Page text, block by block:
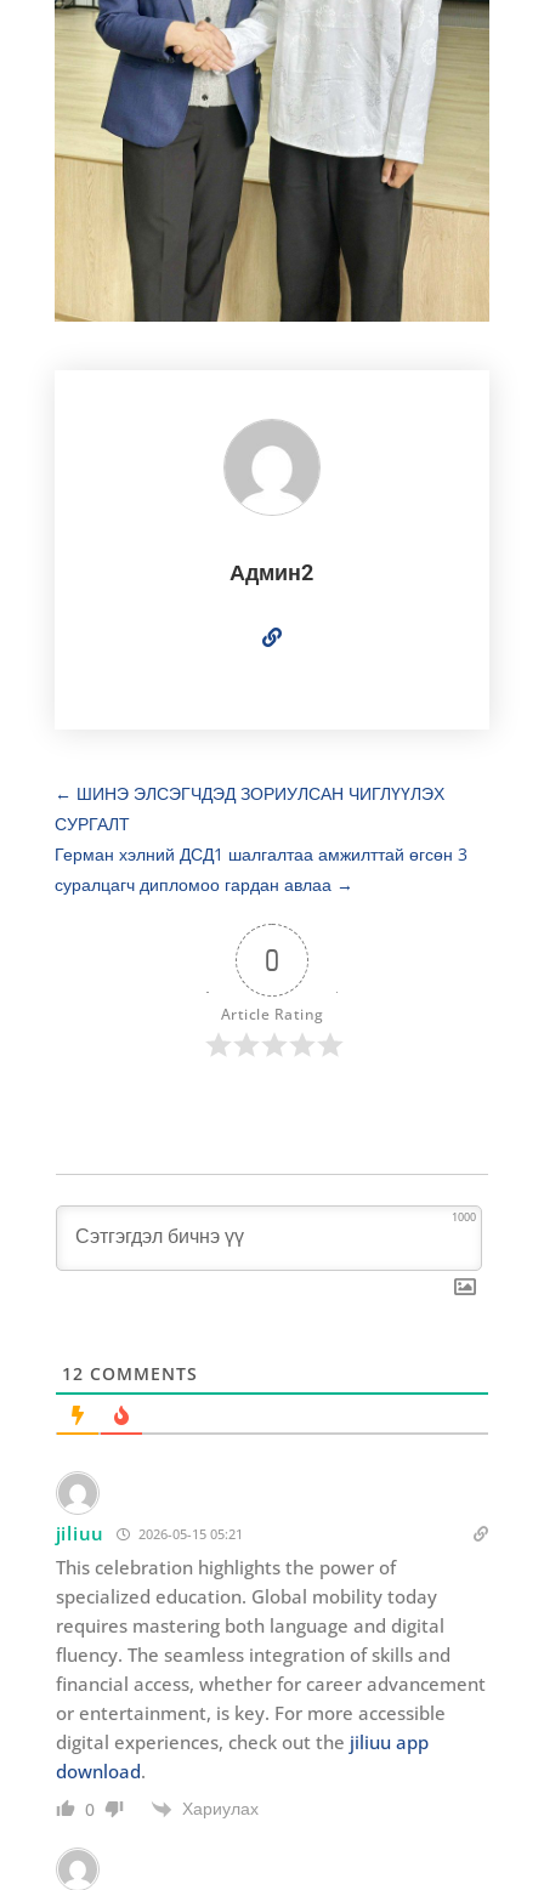
Админ2
← ШИНЭ ЭЛСЭГЧДЭД ЗОРИУЛСАН ЧИГЛҮҮЛЭХ
СУРГАЛТ
Герман хэлний ДСД1 шалгалтаа амжилттай өгсөн 3
суралцагч дипломоо гардан авлаа →
0
Article Rating
1000
12 COMMENTS
jiliuu 2026-05-15 05:21
This celebration highlights the power of
specialized education. Global mobility today
requires mastering both language and digital
fluency. The seamless integration of skills and
financial access, whether for career advancement
or entertainment, is key. For more accessible
digital experiences, check out the jiliuu app
download.
0 Хариулах